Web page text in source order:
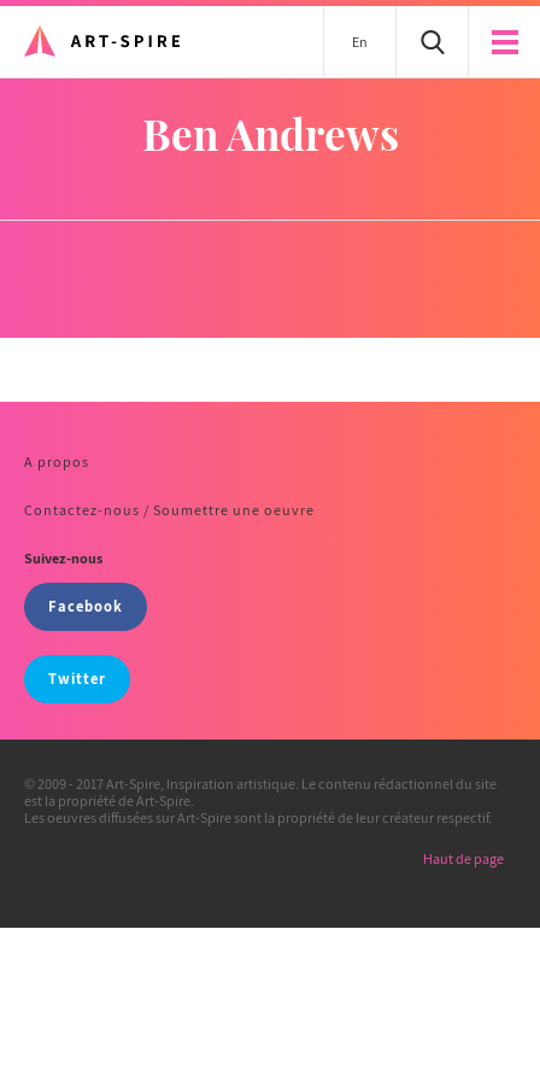
En
Ben Andrews
A propos
Contactez-nous / Soumettre une oeuvre
Suivez-nous
Facebook
Twitter
© 2009 - 2017 Art-Spire, Inspiration artistique. Le contenu rédactionnel du site
est la propriété de Art-Spire.
Les oeuvres diffusées sur Art-Spire sont la propriété de leur créateur respectif.
Haut de page